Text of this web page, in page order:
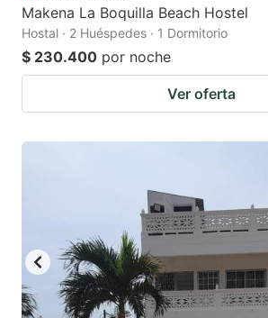
Makena La Boquilla Beach Hostel
Hostal · 2 Huéspedes · 1 Dormitorio
$ 230.400 por noche
Ver oferta